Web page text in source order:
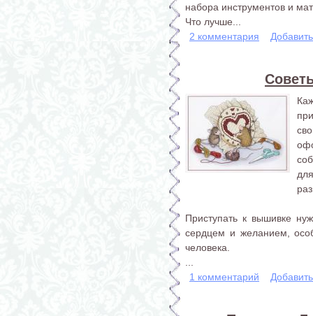
набора инструментов и
Что лучше...
2 комментария
Приступать к вышивке
сердцем и желанием,
человека.
1 комментарий